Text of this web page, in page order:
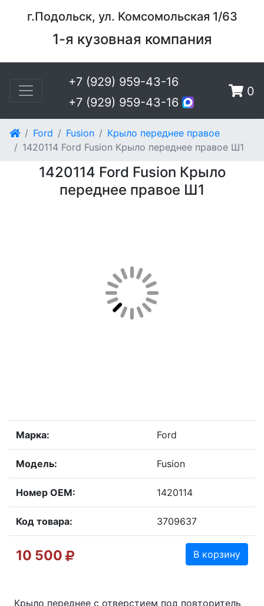
г.Подольск, ул. Комсомольская 1/63
1-я кузовная компания
+7 (929) 959-43-16
+7 (929) 959-43-16
0
Ford Fusion
Крыло переднее правое
1420114 Ford Fusion Крыло переднее правое Ш1
1420114 Ford Fusion Крыло
переднее правое Ш1
Марка: Ford
Модель: Fusion
Номер OEM: 1420114
Код товара: 3709637
10 500 В корзину
Крыло переднее с отверстием под повторитель